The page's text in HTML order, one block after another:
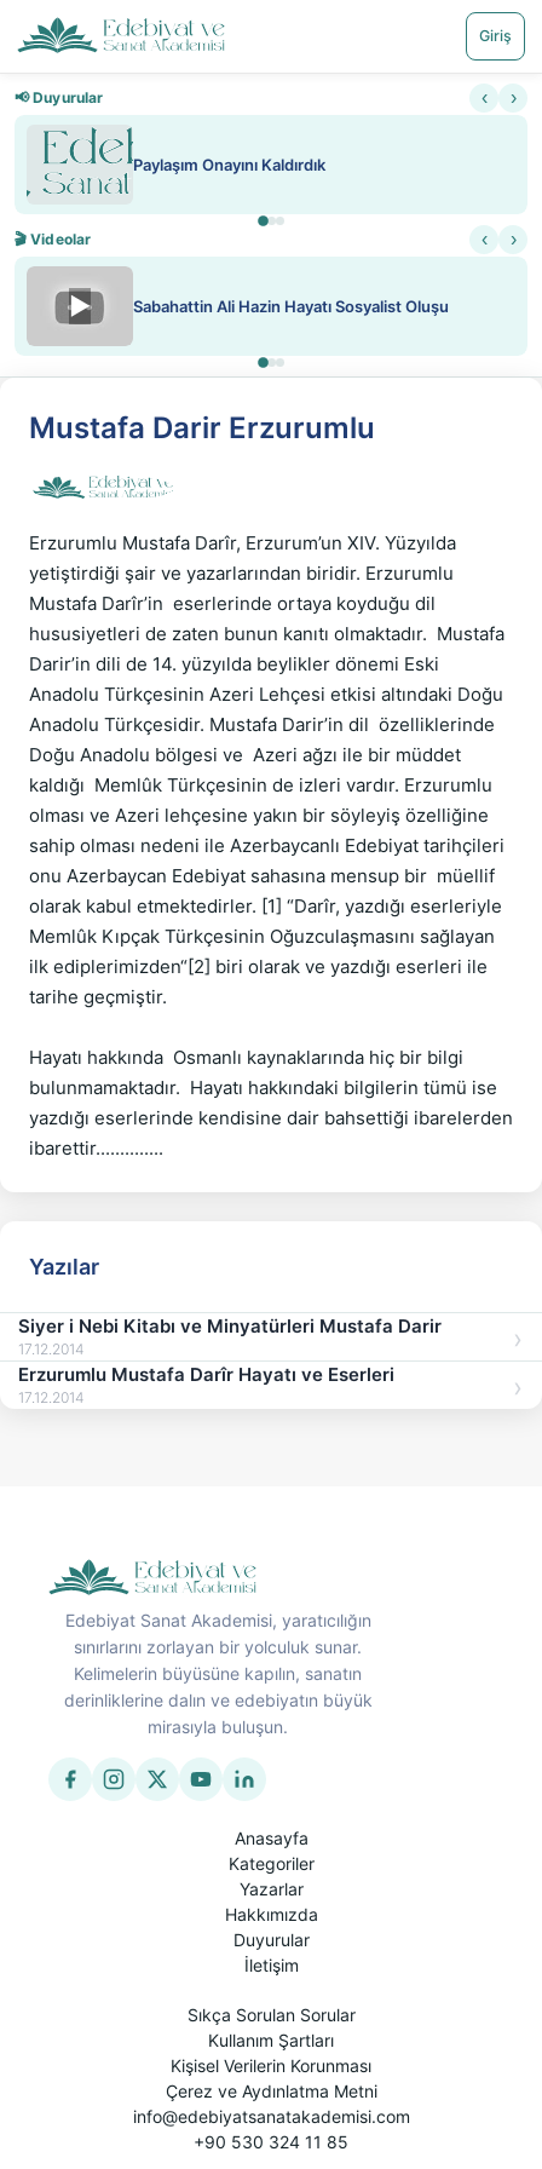
Giriş
📢 Duyurular ‹ ›
Paylaşım Onayını Kaldırdık
🎬 Videolar ‹ ›
▶ Sabahattin Ali Hazin Hayatı Sosyalist Oluşu
Mustafa Darir Erzurumlu
Erzurumlu Mustafa Darîr, Erzurum’un XIV. Yüzyılda
yetiştirdiği şair ve yazarlarından biridir. Erzurumlu
Mustafa Darîr’in  eserlerinde ortaya koyduğu dil
hususiyetleri de zaten bunun kanıtı olmaktadır.  Mustafa
Darir’in dili de 14. yüzyılda beylikler dönemi Eski
Anadolu Türkçesinin Azeri Lehçesi etkisi altındaki Doğu
Anadolu Türkçesidir. Mustafa Darir’in dil  özelliklerinde
Doğu Anadolu bölgesi ve  Azeri ağzı ile bir müddet
kaldığı  Memlûk Türkçesinin de izleri vardır. Erzurumlu
olması ve Azeri lehçesine yakın bir söyleyiş özelliğine
sahip olması nedeni ile Azerbaycanlı Edebiyat tarihçileri
onu Azerbaycan Edebiyat sahasına mensup bir  müellif
olarak kabul etmektedirler. [1] “Darîr, yazdığı eserleriyle
Memlûk Kıpçak Türkçesinin Oğuzculaşmasını sağlayan
ilk ediplerimizden“[2] biri olarak ve yazdığı eserleri ile
tarihe geçmiştir.
Hayatı hakkında  Osmanlı kaynaklarında hiç bir bilgi
bulunmamaktadır.  Hayatı hakkındaki bilgilerin tümü ise
yazdığı eserlerinde kendisine dair bahsettiği ibarelerden
ibarettir..............
Yazılar
Siyer i Nebi Kitabı ve Minyatürleri Mustafa Darir
17.12.2014
Erzurumlu Mustafa Darîr Hayatı ve Eserleri
17.12.2014
Edebiyat Sanat Akademisi, yaratıcılığın
sınırlarını zorlayan bir yolculuk sunar.
Kelimelerin büyüsüne kapılın, sanatın
derinliklerine dalın ve edebiyatın büyük
mirasıyla buluşun.
Anasayfa
Kategoriler
Yazarlar
Hakkımızda
Duyurular
İletişim
Sıkça Sorulan Sorular
Kullanım Şartları
Kişisel Verilerin Korunması
Çerez ve Aydınlatma Metni
info@edebiyatsanatakademisi.com
+90 530 324 11 85